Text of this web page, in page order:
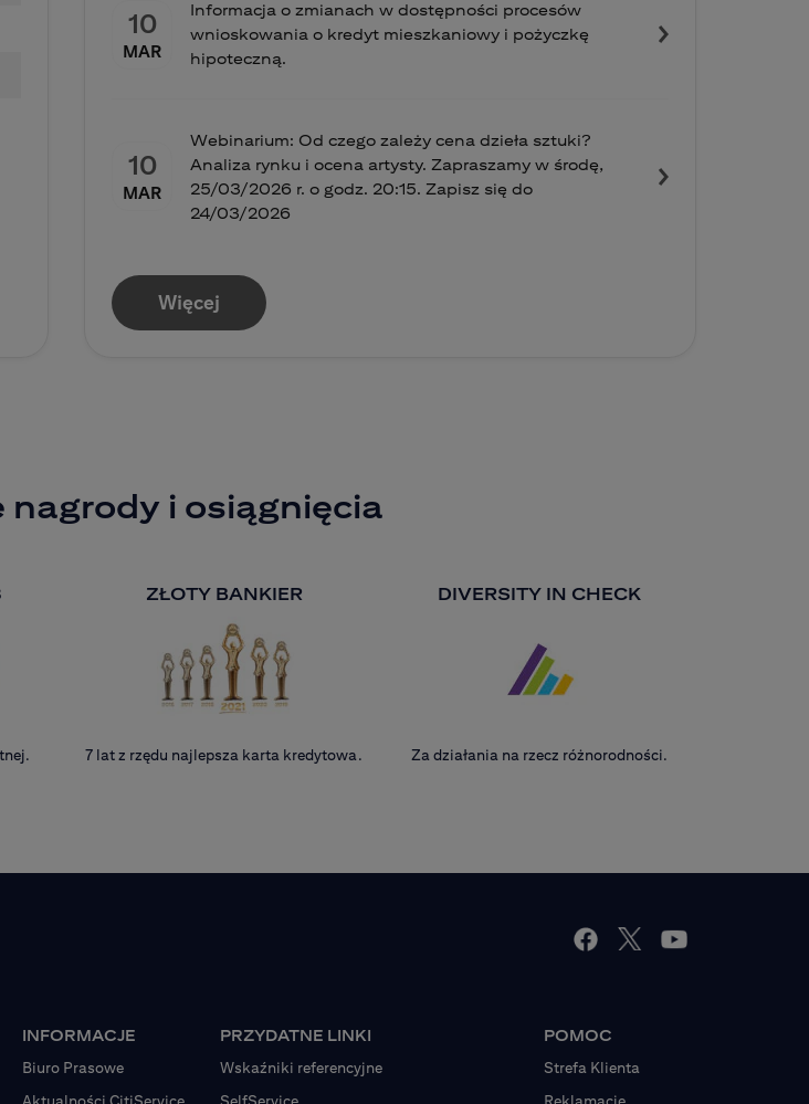
10
MAR
Informacja o zmianach w dostępności procesów
wnioskowania o kredyt mieszkaniowy i pożyczkę
hipoteczną.
10
MAR
Webinarium: Od czego zależy cena dzieła sztuki?
Analiza rynku i ocena artysty. Zapraszamy w środę,
25/03/2026 r. o godz. 20:15. Zapisz się do
24/03/2026
Więcej
i osiągnięcia
ZŁOTY BANKIER
7 lat z rzędu najlepsza karta kredytowa.
DIVERSITY IN CHECK
Za działania na rzecz różnorodności.
INFORMACJE
Biuro Prasowe
PRZYDATNE LINKI
Wskaźniki referencyjne
POMOC
Strefa Klienta